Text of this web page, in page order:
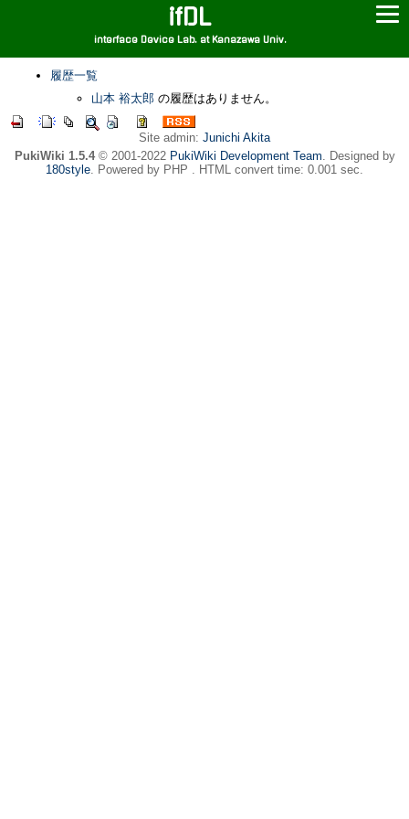
ifDL
interface Device Lab. at Kanazawa Univ.
履歴一覧
山本 裕太郎 の履歴はありません。
Site admin: Junichi Akita
PukiWiki 1.5.4© 2001-2022 PukiWiki Development Team. Designed by
180style. Powered by PHP . HTML convert time: 0.001 sec.